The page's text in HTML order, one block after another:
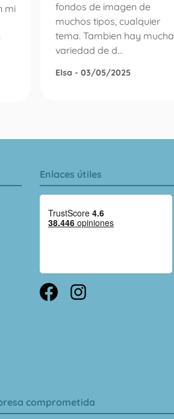
mi
fondos de imagen de
muchos tipos, cualquier
tema. Tambien hay mucha
variedad de d...
Elsa - 03/05/2025
Enlaces útiles
comprometida